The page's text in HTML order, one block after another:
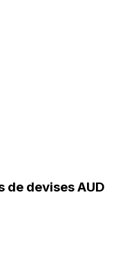
devises AUD